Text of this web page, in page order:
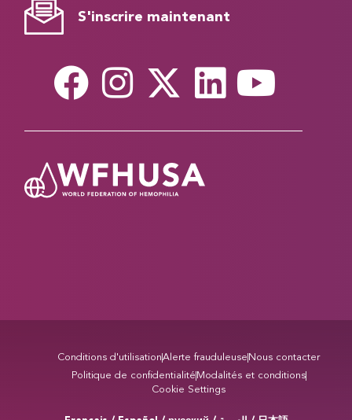
S'inscrire maintenant
Conditions d'utilisationAlerte frauduleuse Nous contacter
Politique de confidentialité Modalités et conditions
Cookie Settings